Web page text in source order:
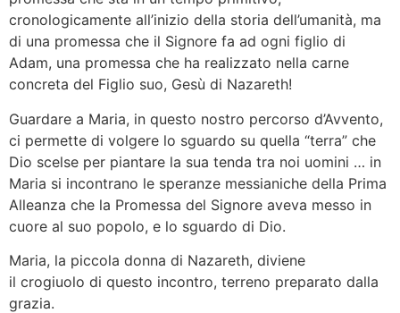
cronologicamente all’inizio della storia dell’umanità, ma
di una promessa che il Signore fa ad ogni figlio di
Adam, una promessa che ha realizzato nella carne
concreta del Figlio suo, Gesù di Nazareth!
Guardare a Maria, in questo nostro percorso d’Avvento,
ci permette di volgere lo sguardo su quella “terra” che
Dio scelse per piantare la sua tenda tra noi uomini … in
Maria si incontrano le speranze messianiche della Prima
Alleanza che la Promessa del Signore aveva messo in
cuore al suo popolo, e lo sguardo di Dio.
Maria, la piccola donna di Nazareth, diviene
il crogiuolo di questo incontro, terreno preparato dalla
grazia.